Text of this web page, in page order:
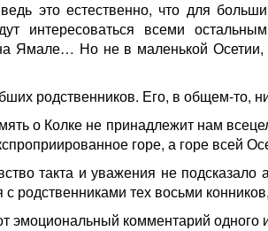
это естественно, что для
интересоваться всеми
Ямале… Но не в маленькой Осетии,
родственников. Его, в общем-то,
о Колке не принадлежит нам
горе, а горе всей
такта и уважения не
с родственниками тех восьми
эмоциональный комментарий одного